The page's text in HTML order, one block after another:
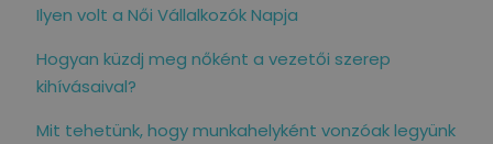
Ilyen volt a Női Vállalkozók Napja
Hogyan küzdj meg nőként a vezetői szerep
kihívásaival?
Mit tehetünk, hogy munkahelyként vonzóak legyünk